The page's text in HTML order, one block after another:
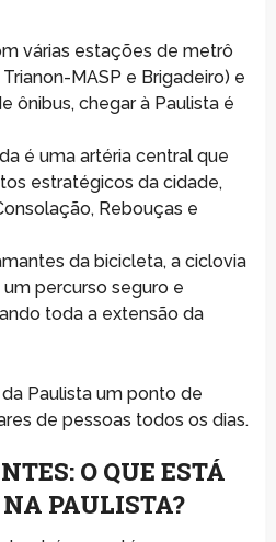
várias estações de metrô
MASP e Brigadeiro) e
ônibus, chegar à Paulista é
é uma artéria central que
estratégicos da cidade,
Rebouças e
da bicicleta, a ciclovia
percurso seguro e
toda a extensão da
Paulista um ponto de
de pessoas todos os dias.
O QUE ESTÁ
PAULISTA?